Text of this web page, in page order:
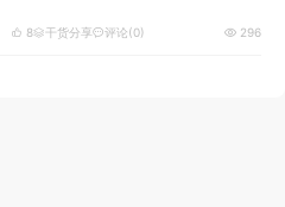
 8  296
 干货分享评论(0)